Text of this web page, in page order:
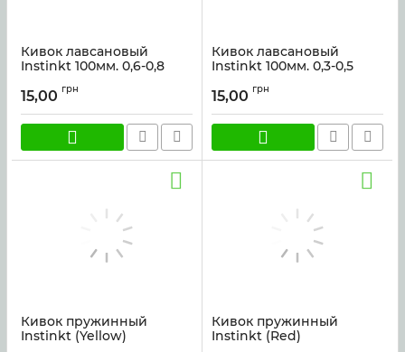
Кивок лавсановый
Instinkt 100мм. 0,6-0,8
15,00 грн
Кивок лавсановый
Instinkt 100мм. 0,3-0,5
15,00 грн
Кивок пружинный
Instinkt (Yellow)
Кивок пружинный
Instinkt (Red)